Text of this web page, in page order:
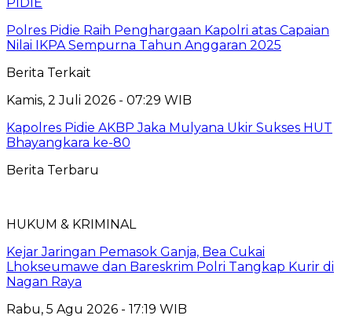
Polres Pidie Raih Penghargaan Kapolri atas Capaian
Nilai IKPA Sempurna Tahun Anggaran 2025
Berita Terkait
Kamis, 2 Juli 2026 - 07:29 WIB
Kapolres Pidie AKBP Jaka Mulyana Ukir Sukses HUT
Bhayangkara ke-80
Berita Terbaru
HUKUM & KRIMINAL
Kejar Jaringan Pemasok Ganja, Bea Cukai
Lhokseumawe dan Bareskrim Polri Tangkap Kurir di
Nagan Raya
Rabu, 5 Agu 2026 - 17:19 WIB